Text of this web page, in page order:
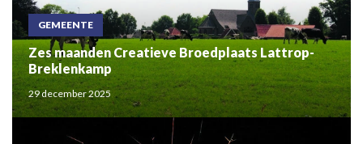
GEMEENTE
Zes maanden Creatieve Broedplaats Lattrop-
Breklenkamp
29 december 2025